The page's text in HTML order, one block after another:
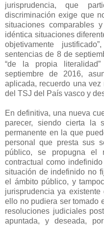
jurisprudencia, que
discriminación exige que
situaciones comparables
idéntica situaciones
objetivamente
sentencias de 8 de
“de la propia
septiembre de 2016,
aplicada, recuerdo una
del TSJ del País vasco y
En definitiva, una nueva
parecer, siendo cierta la
permanente en la que
personal que presta sus
público, se propugna el
contractual como
situación de indefinido no
el ámbito público, y
jurisprudencia ya
ello no pudiera ser tomado
resoluciones judiciales
apuntada, y deseada,